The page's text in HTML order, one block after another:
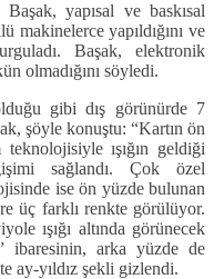
yapısal ve baskısal
yapıldığını ve
Başak, elektronik
olmadığını söyledi.
gibi dış görünürde 7
şöyle konuştu: “Kartın ön
ışığın geldiği
sağlandı. Çok özel
ise ön yüzde bulunan
üç farklı renkte görülüyor.
ışığı altında görünecek
ibaresinin, arka yüzde de
ay-yıldız şekli gizlendi.